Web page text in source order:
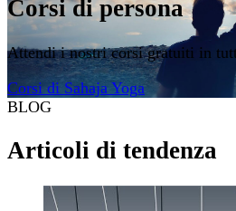
Corsi di persona
Attendi i nostri corsi gratuiti in
Corsi di Sahaja Yoga
BLOG
Articoli di tendenza